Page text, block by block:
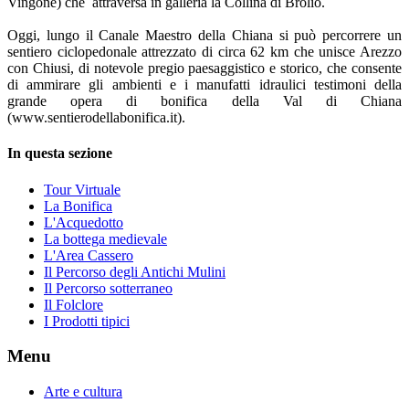
Oggi, lungo il Canale Maestro della Chiana si può percorrere un
sentiero ciclopedonale attrezzato di circa 62 km che unisce Arezzo
con Chiusi, di notevole pregio paesaggistico e storico, che consente
di ammirare gli ambienti e i manufatti idraulici testimoni della
grande opera di bonifica della Val di Chiana
(www.sentierodellabonifica.it).
In questa sezione
Tour Virtuale
La Bonifica
L'Acquedotto
La bottega medievale
L'Area Cassero
Il Percorso degli Antichi Mulini
Il Percorso sotterraneo
Il Folclore
I Prodotti tipici
Menu
Arte e cultura